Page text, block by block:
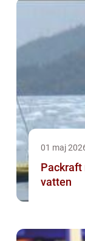
01 maj
Packraft nyckeln till lätta äventyr på
vatten